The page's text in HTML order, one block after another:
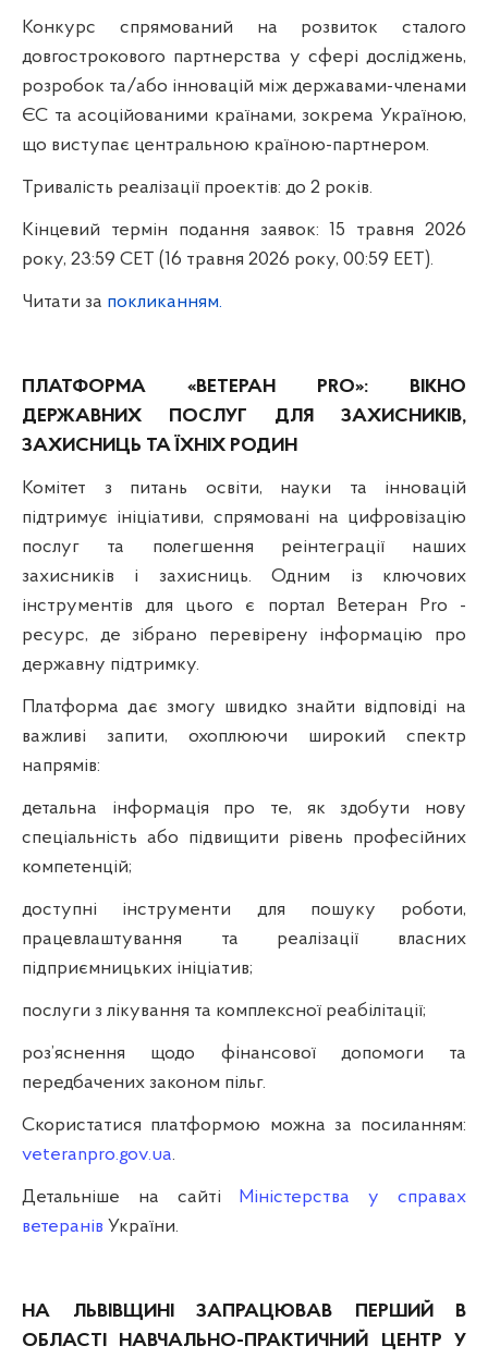
Конкурс спрямований на розвиток сталого
довгострокового партнерства у сфері досліджень,
розробок та/або інновацій між державами-членами
ЄС та асоційованими країнами, зокрема Україною,
що виступає центральною країною-партнером.
Тривалість реалізації проектів: до 2 років.
Кінцевий термін подання заявок: 15 травня 2026
року, 23:59 CET (16 травня 2026 року, 00:59 EET).
Читати за покликанням.
ПЛАТФОРМА «ВЕТЕРАН PRO»: ВІКНО
ДЕРЖАВНИХ ПОСЛУГ ДЛЯ ЗАХИСНИКІВ,
ЗАХИСНИЦЬ ТА ЇХНІХ РОДИН
Комітет з питань освіти, науки та інновацій
підтримує ініціативи, спрямовані на цифровізацію
послуг та полегшення реінтеграції наших
захисників і захисниць. Одним із ключових
інструментів для цього є портал
Ветеран Pro -
ресурс, де зібрано перевірену інформацію про
державну підтримку.
Платформа дає змогу швидко знайти відповіді на
важливі запити, охоплюючи широкий спектр
напрямів:
детальна інформація про те, як здобути нову
спеціальність або підвищити рівень професійних
компетенцій;
доступні інструменти для пошуку роботи,
працевлаштування та реалізації власних
підприємницьких ініціатив;
послуги з лікування та комплексної реабілітації;
роз’яснення щодо фінансової допомоги та
передбачених законом пільг.
Скористатися платформою можна за посиланням:
veteranpro.gov.ua.
Детальніше на сайті
Міністерства у справах
ветеранів України.
НА ЛЬВІВЩИНІ ЗАПРАЦЮВАВ ПЕРШИЙ В
ОБЛАСТІ НАВЧАЛЬНО-ПРАКТИЧНИЙ ЦЕНТР У